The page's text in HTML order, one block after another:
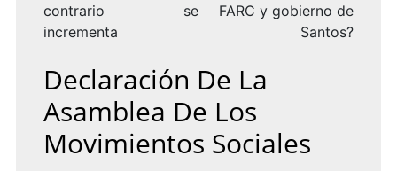
contrario se
incrementa
FARC y gobierno de
Santos?
Declaración De La
Asamblea De Los
Movimientos Sociales